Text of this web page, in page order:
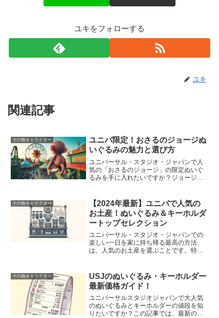
ユキをフォローする
ユキ
関連記事
その他キャラクター
ユニバ限定！おさるのジョージぬ
いぐるみの魅力と選び方
ユニバーサル・スタジオ・ジャパンで人
気の「おさるのジョージ」の限定ぬいぐ
るみを手に入れたいですか？ジョージの
す。ジョージのぬいぐるみは、その可愛
らしいデザインとユニバ限定...
その他キャラクター
【2024年最新】ユニバで人気の
お土産！ぬいぐるみ＆キーホルダ
ートップセレクション
ユニバーサル・スタジオ・ジャパンでの
楽しい一日を家に持ち帰る最高の方法
は、人気のお土産を選ぶことです。特に
バのお土産で2024年に特に人気のあるぬ
いぐるみとキーホルダー...
その他キャラクター
USJのぬいぐるみ・キーホルダー
最新価格ガイド！
ユニバーサルスタジオジャパンで大人気
のぬいぐるみとキーホルダーの値段を知
りたいですか？この記事では、最新の価